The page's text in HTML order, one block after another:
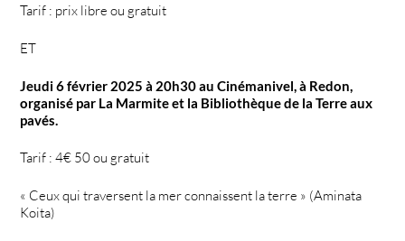
Tarif : prix libre ou gratuit
ET
Jeudi 6 février 2025 à 20h30 au Cinémanivel, à Redon,
organisé par La Marmite et la Bibliothèque de la Terre aux
pavés.
Tarif : 4€ 50 ou gratuit
« Ceux qui traversent la mer connaissent la terre » (Aminata
Koita)